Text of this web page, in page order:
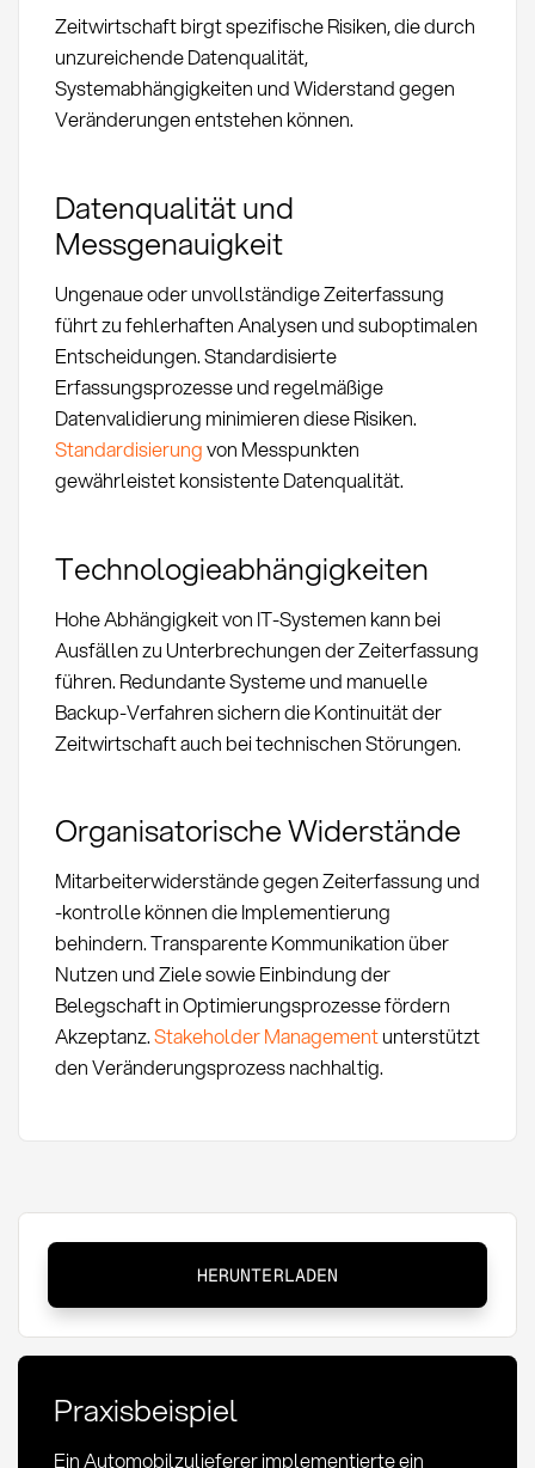
Zeitwirtschaft birgt spezifische Risiken, die durch
unzureichende Datenqualität,
Systemabhängigkeiten und Widerstand gegen
Veränderungen entstehen können.
Datenqualität und
Messgenauigkeit
Ungenaue oder unvollständige Zeiterfassung
führt zu fehlerhaften Analysen und suboptimalen
Entscheidungen. Standardisierte
Erfassungsprozesse und regelmäßige
Datenvalidierung minimieren diese Risiken.
Standardisierungvon Messpunkten
gewährleistet konsistente Datenqualität.
Technologieabhängigkeiten
Hohe Abhängigkeit von IT-Systemen kann bei
Ausfällen zu Unterbrechungen der Zeiterfassung
führen. Redundante Systeme und manuelle
Backup-Verfahren sichern die Kontinuität der
Zeitwirtschaft auch bei technischen Störungen.
Organisatorische Widerstände
Mitarbeiterwiderstände gegen Zeiterfassung und
-kontrolle können die Implementierung
behindern. Transparente Kommunikation über
Nutzen und Ziele sowie Einbindung der
Belegschaft in Optimierungsprozesse fördern
Akzeptanz.Stakeholder Managementunterstützt
den Veränderungsprozess nachhaltig.
Definition,
Methoden
und
im
Einkauf
HERUNTERLADEN
Praxisbeispiel
Ein Automobilzulieferer implementierte ein